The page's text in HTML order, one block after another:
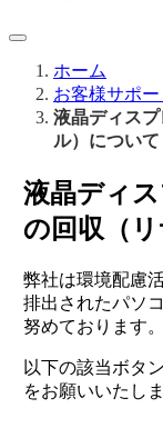
ホーム
お客様サポー
液晶ディス
ル）について
液晶ディ
の回収（
弊社は環境配慮
排出されたパソ
努めております。
以下の該当ボタ
をお願いいたしま